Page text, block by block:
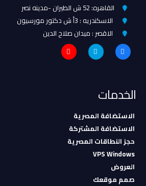
القاهره: 52 ش الطيران -مدينه نصر
الاسكندريه : 3أ ش دكتور مورسيون
الاقصر : ميدان صلاح الدين
الخدمات
الاستضافة المصرية
الاستضافة المشتركة
حجز النطاقات المصرية
VPS Windows
العروض
صمم موقعك